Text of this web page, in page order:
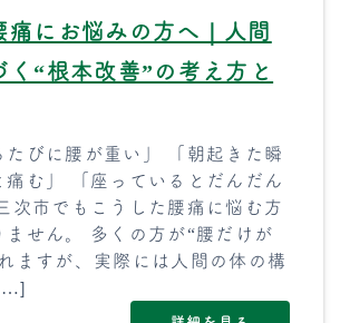
痛にお悩みの方へ｜人間
く“根本改善”の考え方と
たびに腰が重い」 「朝起きた瞬
痛む」 「座っているとだんだん
次市でもこうした腰痛に悩む方
ません。 多くの方が“腰だけが
ますが、実際には人間の体の構